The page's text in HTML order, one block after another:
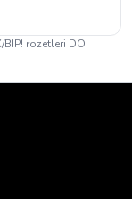
rozetleri DOI